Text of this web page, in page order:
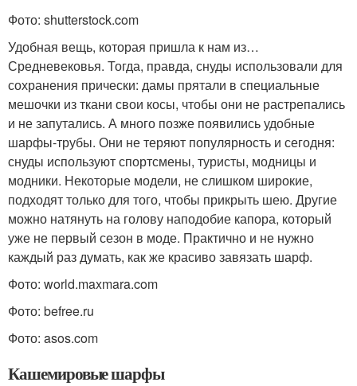
Фото: shutterstock.com
Удобная вещь, которая пришла к нам из…
Средневековья. Тогда, правда, снуды использовали для
сохранения прически: дамы прятали в специальные
мешочки из ткани свои косы, чтобы они не растрепались
и не запутались. А много позже появились удобные
шарфы-трубы. Они не теряют популярность и сегодня:
снуды используют спортсмены, туристы, модницы и
модники. Некоторые модели, не слишком широкие,
подходят только для того, чтобы прикрыть шею. Другие
можно натянуть на голову наподобие капора, который
уже не первый сезон в моде. Практично и не нужно
каждый раз думать, как же красиво завязать шарф.
Фото: world.maxmara.com
Фото: befree.ru
Фото: asos.com
Кашемировые шарфы